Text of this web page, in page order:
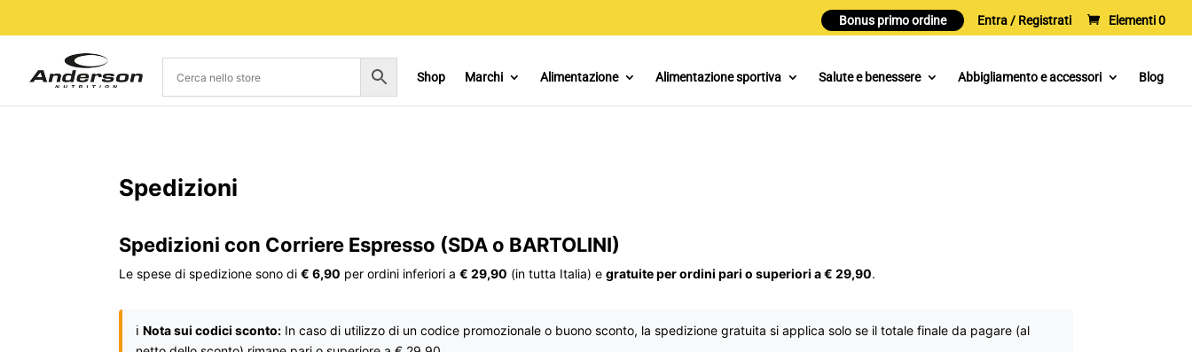
Bonus primo ordine Entra / Registrati Elementi 0
Shop Marchi Alimentazione Alimentazione sportiva Salute e benessere Abbigliamento e accessori Blog
Spedizioni
Spedizioni con Corriere Espresso (SDA o BARTOLINI)
Le spese di spedizione sono di€ 6,90 per ordini inferiori a€ 29,90 (in tutta Italia) egratuite per ordini pari o superiori a € 29,90.
ℹ️Nota sui codici sconto: In caso di utilizzo di un codice promozionale o buono sconto, la spedizione gratuita si applica solo se il totale finale da pagare (al